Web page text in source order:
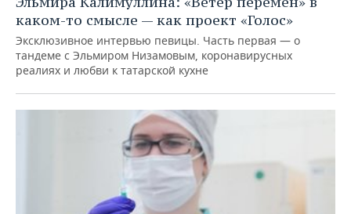
каком-то смысле — как проект «Голос»
Эксклюзивное интервью певицы. Часть первая — о
тандеме с Эльмиром Низамовым, коронавирусных
реалиях и любви к татарской кухне